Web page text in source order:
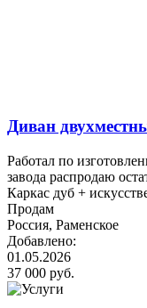
Диван
Работал по
завода распродаю
Каркас дуб +
Продам
Россия, Раменское
Добавлено:
01.05.2026
37 000 руб.